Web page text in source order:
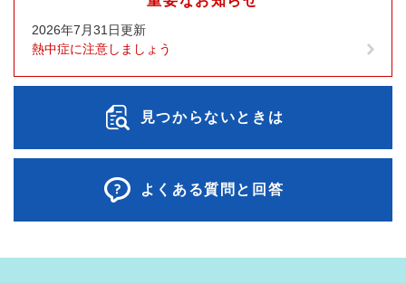
2026年7月31日更新
熱中症に注意しましょう
見つからないときは
よくある質問と回答